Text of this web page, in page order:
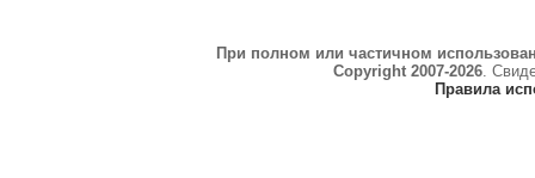
При полном или частичном
Copyright 2007-2026.
Правила